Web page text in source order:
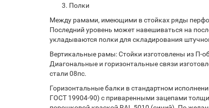
Полки
Между рамами, имеющими в стойках ряды
Последний уровень может навешиваться на
укладываются полки для складирования
Вертикальные рамы: Стойки изготовлены из П-
Диагональные и горизонтальные связи
стали 08пс.
Горизонтальные балки в стандартном
ГОСТ 19904-90) с приваренными зацепами